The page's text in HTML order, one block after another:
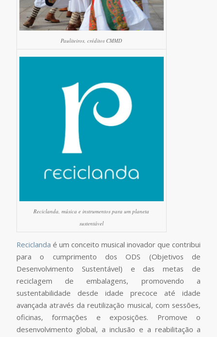
Pauliteiros, créditos CMMD
Reciclanda, música e instrumentos para um planeta
sustentável
Reciclanda é um conceito musical inovador que contribui
para o cumprimento dos ODS (Objetivos de
Desenvolvimento Sustentável) e das metas de
reciclagem de embalagens, promovendo a
sustentabilidade desde idade precoce até idade
avançada através da reutilização musical, com sessões,
oficinas, formações e exposições. Promove o
desenvolvimento global, a inclusão e a reabilitação a